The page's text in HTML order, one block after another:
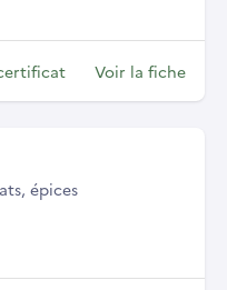
Voir la fiche
épices